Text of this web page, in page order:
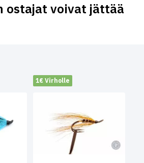
ostajat voivat jättää
1€ Virholle